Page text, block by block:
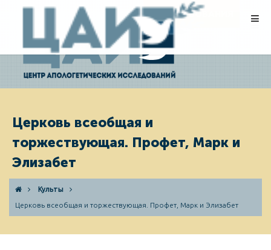
ПОЖЕРТВОВАНИЯ
Церковь всеобщая и
торжествующая. Профет, Марк и
Элизабет
Культы
Церковь всеобщая и торжествующая. Профет, Марк и Элизабет